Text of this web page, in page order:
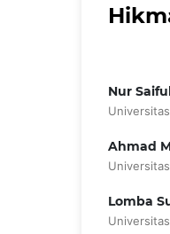
Nur
Ahmad
Lomba